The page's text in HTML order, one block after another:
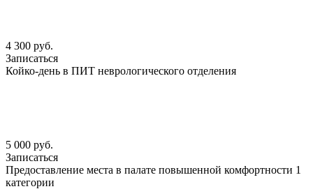
4 300 руб.
Записаться
Койко-день в ПИТ неврологического отделения
5 000 руб.
Записаться
Предоставление места в палате повышенной комфортности 1
категории